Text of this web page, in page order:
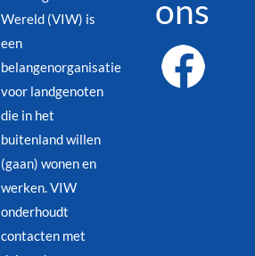
Wereld (VIW) is
een
belangenorganisatie
voor landgenoten
die in het
buitenland willen
(gaan) wonen en
werken. VIW
onderhoudt
contacten met
ons